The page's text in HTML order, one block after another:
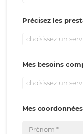
Précisez les
choisissez un
Mes besoins
choisissez un
Mes coordonnées